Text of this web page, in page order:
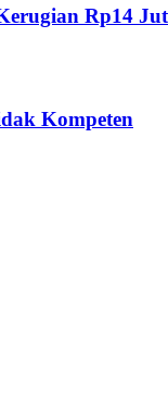
Rp14
Kompeten